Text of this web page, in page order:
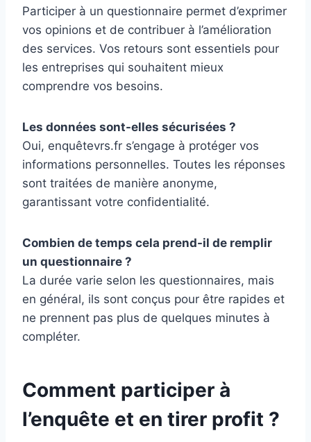
Participer à un questionnaire permet d’exprimer
vos opinions et de contribuer à l’amélioration
des services. Vos retours sont essentiels pour
les entreprises qui souhaitent mieux
comprendre vos besoins.
Les données sont-elles sécurisées ?
Oui, enquêtevrs.fr s’engage à protéger vos
informations personnelles. Toutes les réponses
sont traitées de manière anonyme,
garantissant votre confidentialité.
Combien de temps cela prend-il de remplir
un questionnaire ?
La durée varie selon les questionnaires, mais
en général, ils sont conçus pour être rapides et
ne prennent pas plus de quelques minutes à
compléter.
Comment participer à
l’enquête et en tirer profit ?